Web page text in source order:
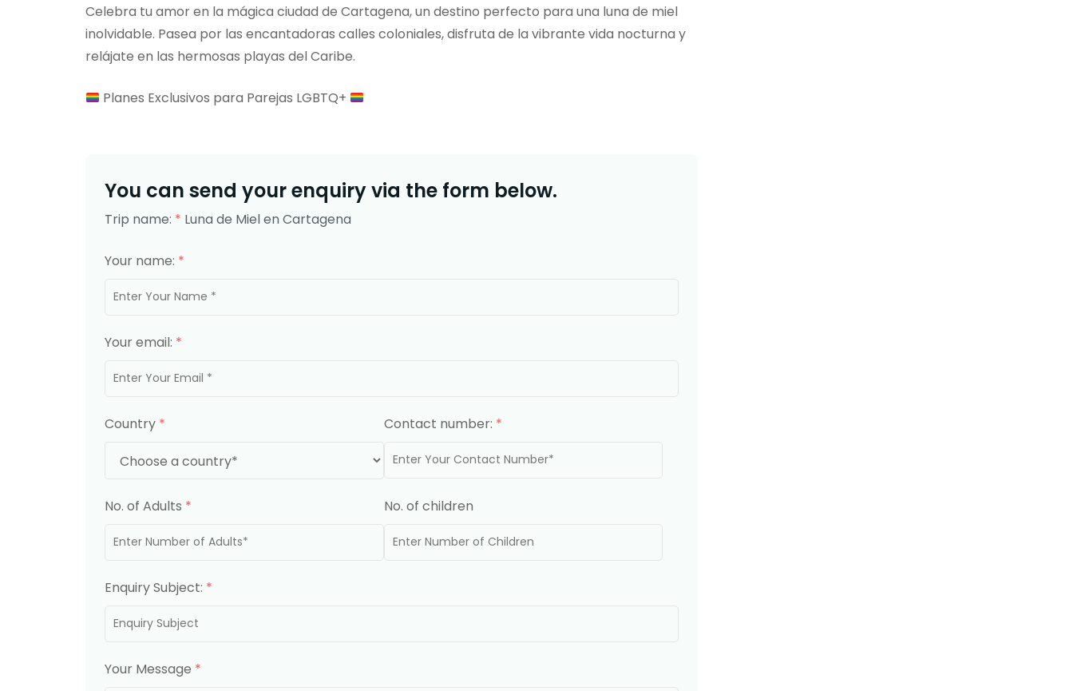
Celebra tu amor en la mágica ciudad de Cartagena, un destino perfecto para una luna de miel
inolvidable. Pasea por las encantadoras calles coloniales, disfruta de la vibrante vida nocturna y
relájate en las hermosas playas del Caribe.
Planes Exclusivos para Parejas LGBTQ+
You can send your enquiry via the form below.
Trip name: * Luna de Miel en Cartagena
Your name: *
Your email: *
Country * Contact number: *
No. of Adults * No. of children
Enquiry Subject: *
Your Message *